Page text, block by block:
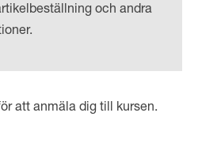
och andra
att anmäla dig till kursen.